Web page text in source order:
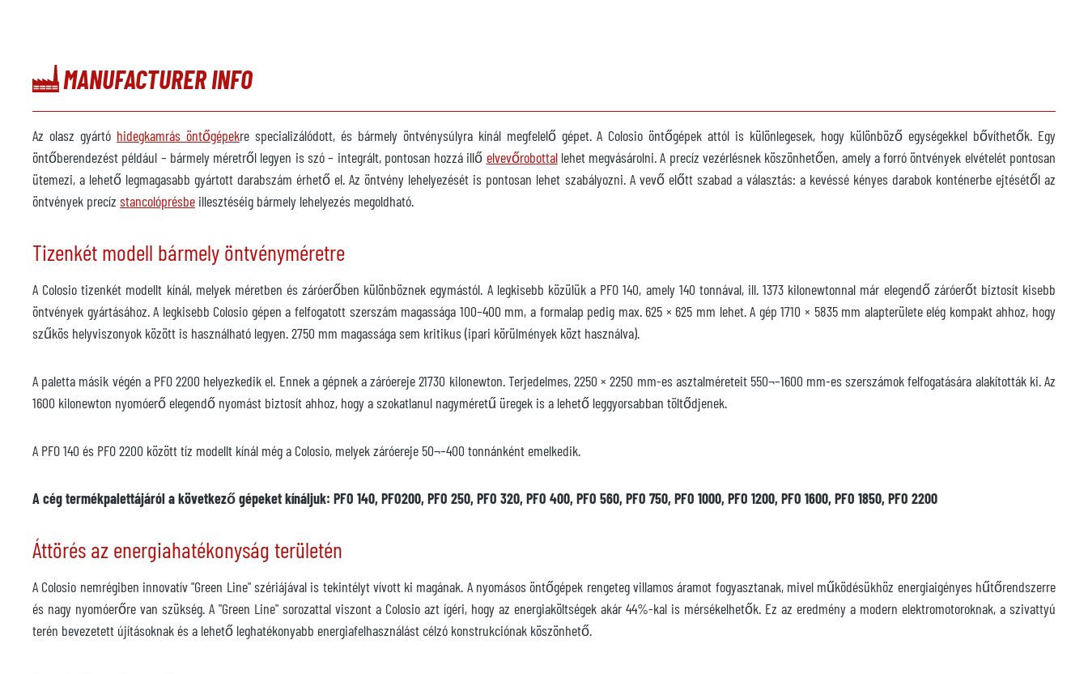
MANUFACTURER INFO
Az olasz gyártó hidegkamrás öntőgépekre specializálódott, és bármely öntvénysúlyra kínál megfelelő gépet. A Colosio öntőgépek attól is különlegesek, hogy különböző egységekkel bővíthetők. Egy
öntőberendezést például – bármely méretről legyen is szó – integrált, pontosan hozzá illő elvevőrobottallehet megvásárolni. A precíz vezérlésnek köszönhetően, amely a forró öntvények elvételét pontosan
ütemezi, a lehető legmagasabb gyártott darabszám érhető el. Az öntvény lehelyezését is pontosan lehet szabályozni. A vevő előtt szabad a választás: a kevéssé kényes darabok konténerbe ejtésétől az
öntvények precíz stancolóprésbe illesztéséig bármely lehelyezés megoldható.
Tizenkét modell bármely öntvényméretre
A Colosio tizenkét modellt kínál, melyek méretben és záróerőben különböznek egymástól. A legkisebb közülük a PFO 140, amely 140 tonnával, ill. 1373 kilonewtonnal már elegendő záróerőt biztosít kisebb
öntvények gyártásához. A legkisebb Colosio gépen a felfogatott szerszám magassága 100–400 mm, a formalap pedig max. 625 × 625 mm lehet. A gép 1710 × 5835 mm alapterülete elég kompakt ahhoz, hogy
szűkös helyviszonyok között is használható legyen. 2750 mm magassága sem kritikus (ipari körülmények közt használva).
A paletta másik végén a PFO 2200 helyezkedik el. Ennek a gépnek a záróereje 21730 kilonewton. Terjedelmes, 2250 × 2250 mm-es asztalméreteit 550¬–1600 mm-es szerszámok felfogatására alakították ki. Az
1600 kilonewton nyomóerő elegendő nyomást biztosít ahhoz, hogy a szokatlanul nagyméretű üregek is a lehető leggyorsabban töltődjenek.
A PFO 140 és PFO 2200 között tíz modellt kínál még a Colosio, melyek záróereje 50¬–400 tonnánként emelkedik.
A cég termékpalettájáról a következő gépeket kínáljuk: PFO 140, PFO200, PFO 250, PFO 320, PFO 400, PFO 560, PFO 750, PFO 1000, PFO 1200, PFO 1600, PFO 1850, PFO 2200
Áttörés az energiahatékonyság területén
A Colosio nemrégiben innovatív "Green Line" szériájával is tekintélyt vívott ki magának. A nyomásos öntőgépek rengeteg villamos áramot fogyasztanak, mivel működésükhöz energiaigényes hűtőrendszerre
és nagy nyomóerőre van szükség. A "Green Line" sorozattal viszont a Colosio azt ígéri, hogy az energiaköltségek akár 44%-kal is mérsékelhetők. Ez az eredmény a modern elektromotoroknak, a szivattyú
terén bevezetett újításoknak és a lehető leghatékonyabb energiafelhasználást célzó konstrukciónak köszönhető.